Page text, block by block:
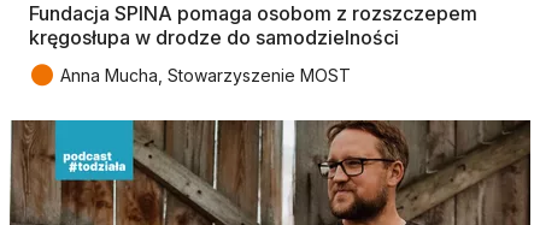
Fundacja SPINA pomaga osobom z rozszczepem
kręgosłupa w drodze do samodzielności
● Anna Mucha, Stowarzyszenie MOST